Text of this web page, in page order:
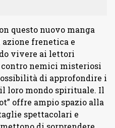
questo nuovo manga
frenetica e
vivere ai lettori
contro nemici misteriosi
di approfondire i
loro mondo spirituale. Il
offre ampio spazio alla
spettacolari e